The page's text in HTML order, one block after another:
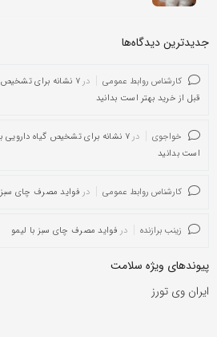
جدیدترین دیدگاه‌‌ها
کارشناس روابط عمومی در
۷ نشانه برای
قبل از خرید بهتر است بدانید
خواجوی در
۷ نشانه برای تشخیص گیاه دارویی
است بدانید
کارشناس روابط عمومی در فواید مصرف چای سبز
زینب برازنده در فواید مصرف چای سبز با لیمو
پیوندهای ویژه سلامت
ایران وی تورز